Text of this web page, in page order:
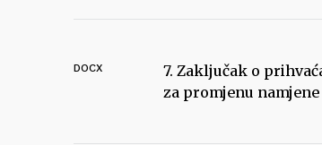
DOCX
7. Zaključak o
za promjenu